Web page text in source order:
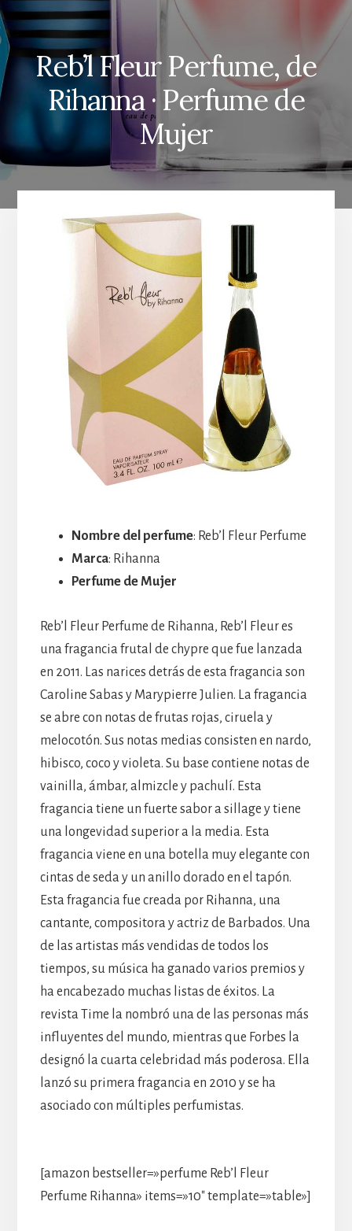
Reb’l Fleur Perfume, de
Rihanna · Perfume de
Mujer
Nombre del perfume: Reb’l Fleur Perfume
Marca: Rihanna
Perfume de Mujer
Reb’l Fleur Perfume de Rihanna, Reb’l Fleur es
una fragancia frutal de chypre que fue lanzada
en 2011. Las narices detrás de esta fragancia son
Caroline Sabas y Marypierre Julien. La fragancia
se abre con notas de frutas rojas, ciruela y
melocotón. Sus notas medias consisten en nardo,
hibisco, coco y violeta. Su base contiene notas de
vainilla, ámbar, almizcle y pachulí. Esta
fragancia tiene un fuerte sabor a sillage y tiene
una longevidad superior a la media. Esta
fragancia viene en una botella muy elegante con
cintas de seda y un anillo dorado en el tapón.
Esta fragancia fue creada por Rihanna, una
cantante, compositora y actriz de Barbados. Una
de las artistas más vendidas de todos los
tiempos, su música ha ganado varios premios y
ha encabezado muchas listas de éxitos. La
revista Time la nombró una de las personas más
influyentes del mundo, mientras que Forbes la
designó la cuarta celebridad más poderosa. Ella
lanzó su primera fragancia en 2010 y se ha
asociado con múltiples perfumistas.
[amazon bestseller=»perfume Reb’l Fleur
Perfume Rihanna» items=»10″ template=»table»]